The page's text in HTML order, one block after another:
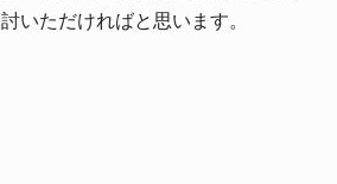
いただければと思います。